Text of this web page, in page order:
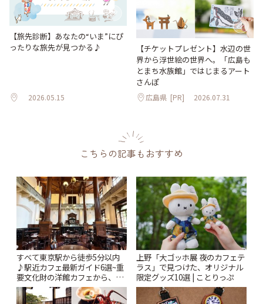
【旅先診断】あなたの“いま”にぴ
ったりな旅先が見つかる♪
2026.05.15
【チケットプレゼント】水辺の世
界から浮世絵の世界へ。「広島も
とまち水族館」ではじまるアート
さんぽ
広島県 [PR] 2026.07.31
こちらの記事もおすすめ
すべて東京駅から徒歩5分以内
♪駅近カフェ最新ガイド6選~重
要文化財の洋館カフェから、改
札すぐのレトロ喫茶まで~ | こと
りっぷ
上野「大ゴッホ展 夜のカフェテ
ラス」で見つけた、オリジナル
限定グッズ10選 | ことりっぷ